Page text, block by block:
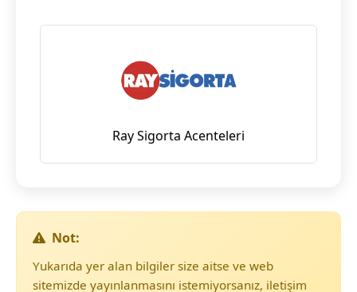
Ray Sigorta Acenteleri
Not:
Yukarıda yer alan bilgiler size aitse ve web
sitemizde yayınlanmasını istemiyorsanız, iletişim